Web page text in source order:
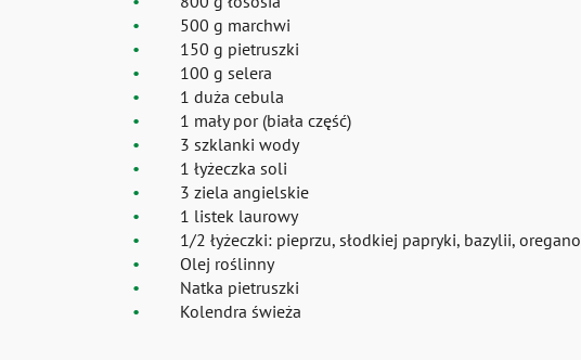
500 g marchwi
150 g pietruszki
100 g selera
1 duża cebula
1 mały por (biała część)
3 szklanki wody
1 łyżeczka soli
3 ziela angielskie
1 listek laurowy
1/2 łyżeczki: pieprzu, słodkiej papryki, bazylii, oregano
Olej roślinny
Natka pietruszki
Kolendra świeża